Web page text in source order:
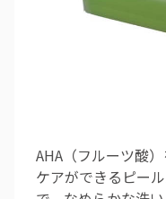
AHA（フルーツ酸
ケアができるピー